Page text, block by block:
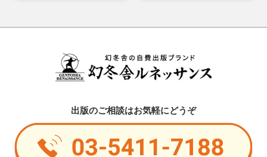
出版のご相談はお気軽にどうぞ